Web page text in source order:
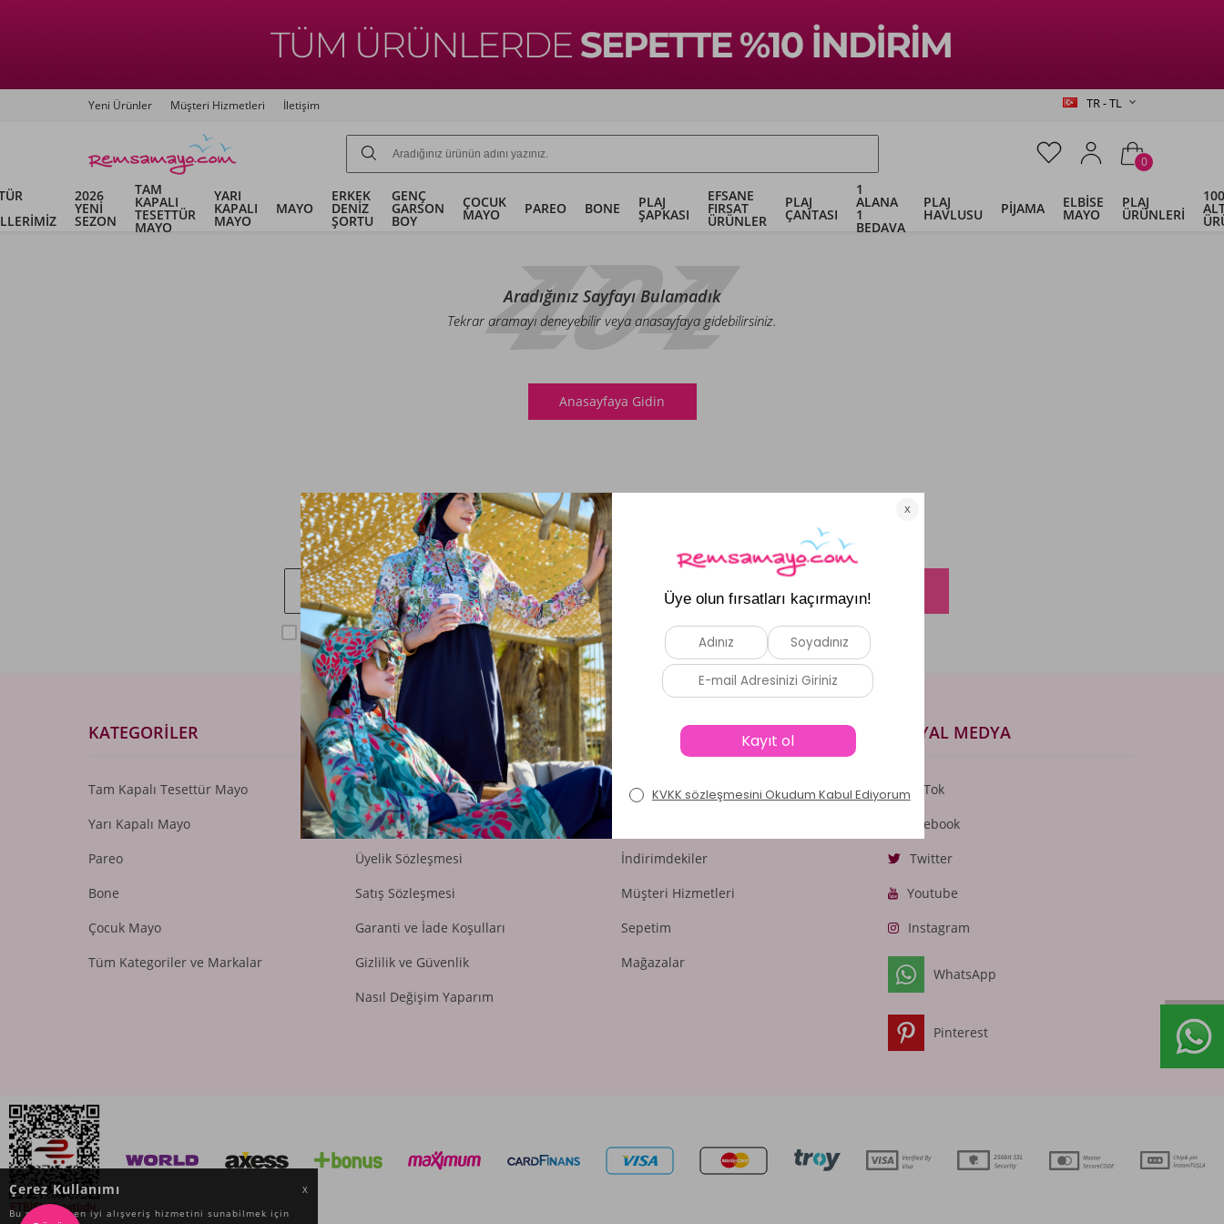
Yeni Ürünler Müşteri Hizmetleri İletişim TR - TL
0
2026
YENİ
SEZON
TAM
KAPALI
TESETTÜR
MAYO
YARI
KAPALI
MAYO
MAYO
ERKEK
DENİZ
ŞORTU
GENÇ
GARSON
BOY
ÇOCUK
MAYO PAREO BONE PLAJ
ŞAPKASI
EFSANE
FIRSAT
ÜRÜNLER
PLAJ
ÇANTASI
1
ALANA
1
BEDAVA
PLAJ
HAVLUSU PİJAMA ELBİSE
MAYO
PLAJ
ÜRÜNLERİ
Aradığınız Sayfayı Bulamadık
Tekrar aramayı deneyebilir veya anasayfaya gidebilirsiniz.
Anasayfaya Gidin
E-BÜLTEN ABONELİĞİ
Kampanya ve yeniliklerden haberdar olmak için e-bültenimize kayıt olun.
KVKK sözleşmesiniOkudum, Kabul Ediyorum.
KATEGORILER
Tam Kapalı Tesettür Mayo
Yarı Kapalı Mayo
Pareo
Bone
Çocuk Mayo
Tüm Kategoriler ve Markalar
ÖNEMLI BILGILER
Toptan Tesettür Mayo
Teslimat Koşulları
Üyelik Sözleşmesi
Satış Sözleşmesi
Garanti ve İade Koşulları
Gizlilik ve Güvenlik
Nasıl Değişim Yaparım
HIZLI ERIŞIM
Anasayfa
İndirimdekiler
Müşteri Hizmetleri
Sepetim
Mağazalar
SOSYAL MEDYA
TikTok
Facebook
Twitter
Youtube
Instagram
WhatsApp
Pinterest
Çerez Kullanımı
X
Bu site size en iyi alışveriş hizmetini sunabilmek için